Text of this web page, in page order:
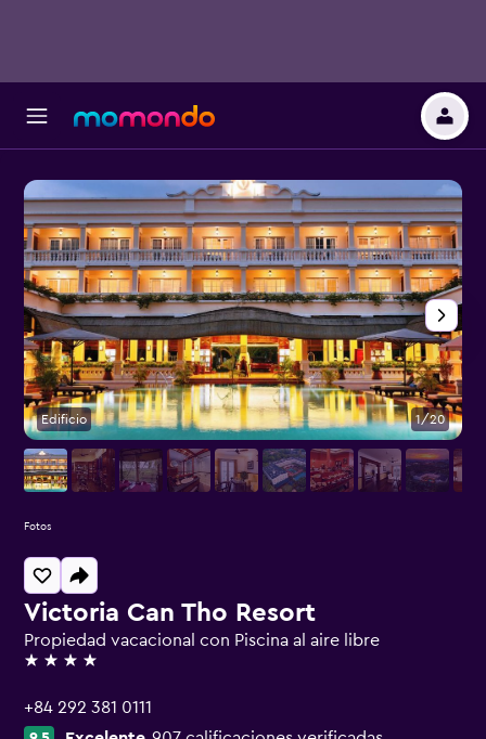
Victoria Can Tho Resort
Propiedad vacacional con Piscina al aire libre
4 estrellas
+84 292 381 0111
Edificio 1/20
Fotos